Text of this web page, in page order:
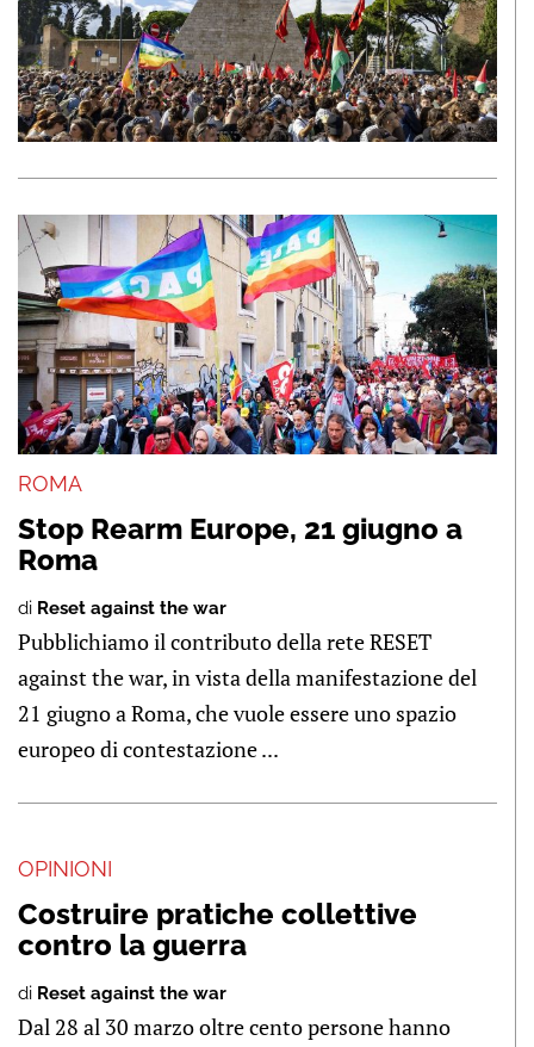
ROMA
Stop Rearm Europe, 21 giugno a
Roma
di Reset against the war
Pubblichiamo il contributo della rete RESET
against the war, in vista della manifestazione del
21 giugno a Roma, che vuole essere uno spazio
europeo di contestazione ...
OPINIONI
Costruire pratiche collettive
contro la guerra
di Reset against the war
Dal 28 al 30 marzo oltre cento persone hanno